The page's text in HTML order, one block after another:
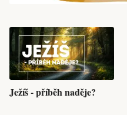
Ježíš - příběh naděje?